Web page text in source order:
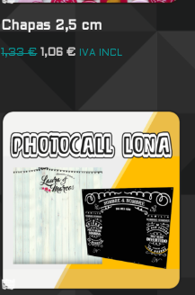
Chapas 2,5 cm
1,33€ 1,06€ IVA INCL